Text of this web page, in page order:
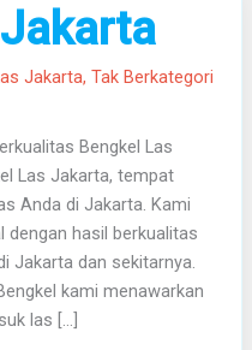
Jakarta,Tak Berkategori
Bengkel Las
Las Jakarta, tempat
Anda di Jakarta. Kami
hasil berkualitas
Jakarta dan sekitarnya.
kami menawarkan
las […]